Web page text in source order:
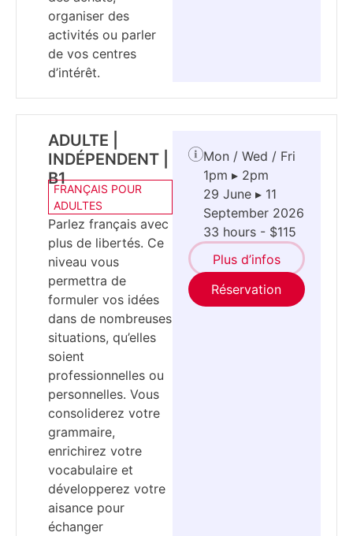
organiser des
activités ou parler
de vos centres
d’intérêt.
ADULTE |
INDÉPENDENT |
B1
FRANÇAIS POUR
ADULTES
Parlez français avec
plus de libertés. Ce
niveau vous
permettra de
formuler vos idées
dans de nombreuses
situations, qu’elles
soient
professionnelles ou
personnelles. Vous
consoliderez votre
grammaire,
enrichirez votre
vocabulaire et
développerez votre
aisance pour
échanger
Mon / Wed / Fri
1pm ▸ 2pm
29 June ▸ 11
September 2026
33 hours - $115
Plus d’infos
Réservation